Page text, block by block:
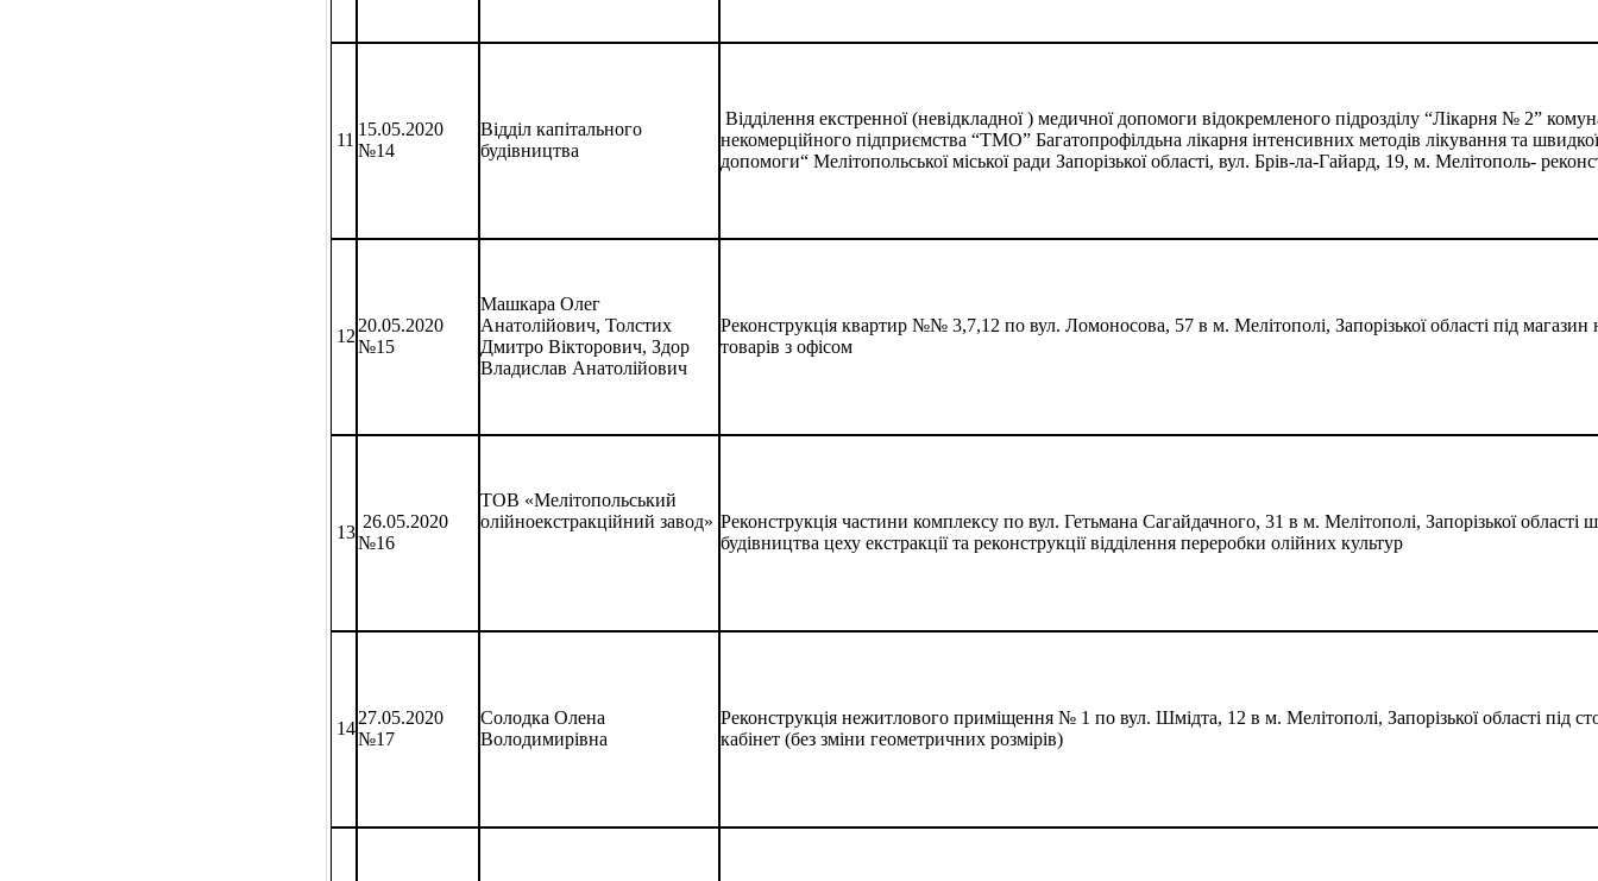
11
15.05.2020
№14
Відділ капітального
будівництва
Відділення екстренної (невідкладної ) медичної допомоги відокремленого підрозділу “Лікарня № 2”
некомерційного підприємства “ТМО” Багатопрофілдьна лікарня інтенсивних методів лікування та
допомоги“ Мелітопольської міської ради Запорізької області, вул. Брів-ла-Гайард, 19, м. Мелітополь-
12
20.05.2020
№15
Машкара Олег
Анатолійович, Толстих
Дмитро Вікторович, Здор
Владислав Анатолійович
Реконструкція квартир №№ 3,7,12 по вул. Ломоносова, 57 в м. Мелітополі, Запорізької області під магазин
товарів з офісом
13
26.05.2020
№16
ТОВ «Мелітопольський
олійноекстракційний завод» Реконструкція частини комплексу по вул. Гетьмана Сагайдачного, 31 в м. Мелітополі, Запорізької області
будівництва цеху екстракції та реконструкції відділення переробки олійних культур
14
27.05.2020
№17
Солодка Олена
Володимирівна
Реконструкція нежитлового приміщення № 1 по вул. Шмідта, 12 в м. Мелітополі, Запорізької області під
кабінет (без зміни геометричних розмірів)